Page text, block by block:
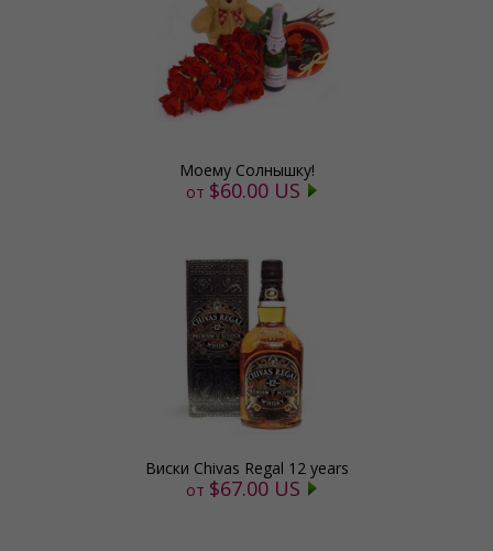
Моему Солнышку!
от $60.00 US
Виски Chivas Regal 12 years
от $67.00 US